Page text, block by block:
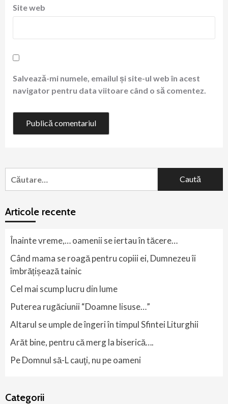
Site web
Salvează-mi numele, emailul și site-ul web în acest
navigator pentru data viitoare când o să comentez.
după:
Articole recente
Înainte vreme,… oamenii se iertau în tăcere…
Când mama se roagă pentru copiii ei, Dumnezeu îi
îmbrățișează tainic
Cel mai scump lucru din lume
Puterea rugăciunii “Doamne Iisuse…”
Altarul se umple de îngeri în timpul Sfintei Liturghii
Arăt bine, pentru că merg la biserică….
Pe Domnul să-L cauţi, nu pe oameni
Categorii